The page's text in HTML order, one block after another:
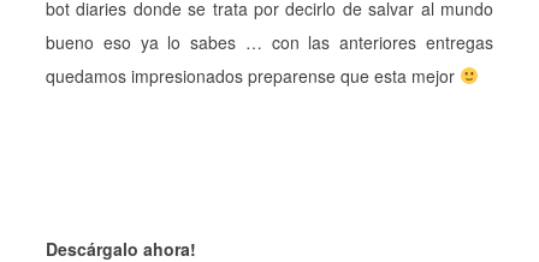
bot diaries donde se trata por decirlo de salvar al mundo
bueno eso ya lo sabes … con las anteriores entregas
quedamos impresionados preparense que esta mejor
Descárgalo ahora!